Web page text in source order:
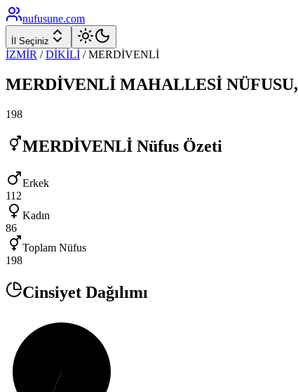
nufusune.com
İl Seçiniz
İZMİR / DİKİLİ /MERDİVENLİ
MERDİVENLİ MAHALLESİ NÜFUSU,
198
MERDİVENLİ Nüfus Özeti
Erkek
112
Kadın
86
Toplam Nüfus
198
Cinsiyet Dağılımı